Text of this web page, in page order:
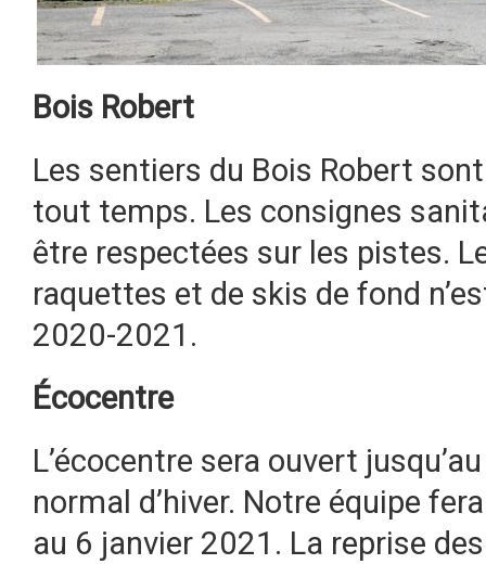
Bois Robert
Les sentiers du Bois Robert
tout temps. Les consignes
être respectées sur les pistes.
raquettes et de skis de fond
2020-2021.
Écocentre
L’écocentre sera ouvert
normal d’hiver. Notre équipe
au 6 janvier 2021. La reprise